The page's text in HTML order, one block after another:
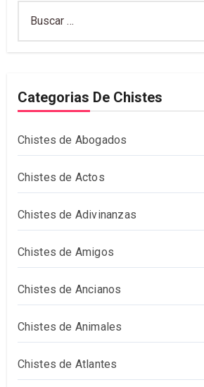
Categorias De Chistes
Chistes de Abogados
Chistes de Actos
Chistes de Adivinanzas
Chistes de Amigos
Chistes de Ancianos
Chistes de Animales
Chistes de Atlantes